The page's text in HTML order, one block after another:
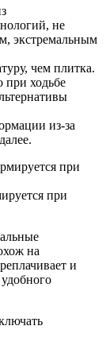
не
экстремальным
чем плитка.
при ходьбе
из-за
при
на
и